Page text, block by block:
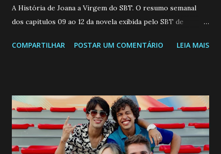
A História de Joana a Virgem do SBT. O resumo semanal
dos capitulos 09 ao 12 da novela exibida pelo SBT de
a Programação Semanal do SBT de 08/06/26 a 14/06/26
confessa a Gabriel que ele demonstrou ser o tipo de
pessoa que ela tanto desejou durante toda a vida. Camila
entra no quarto de Gabriel e imagina como seria o
encontro deles, quando conseguir seduzi-lo. Manuel avisa a
COMPARTILHAR POSTAR UM COMENTÁRIO LEIA MAIS